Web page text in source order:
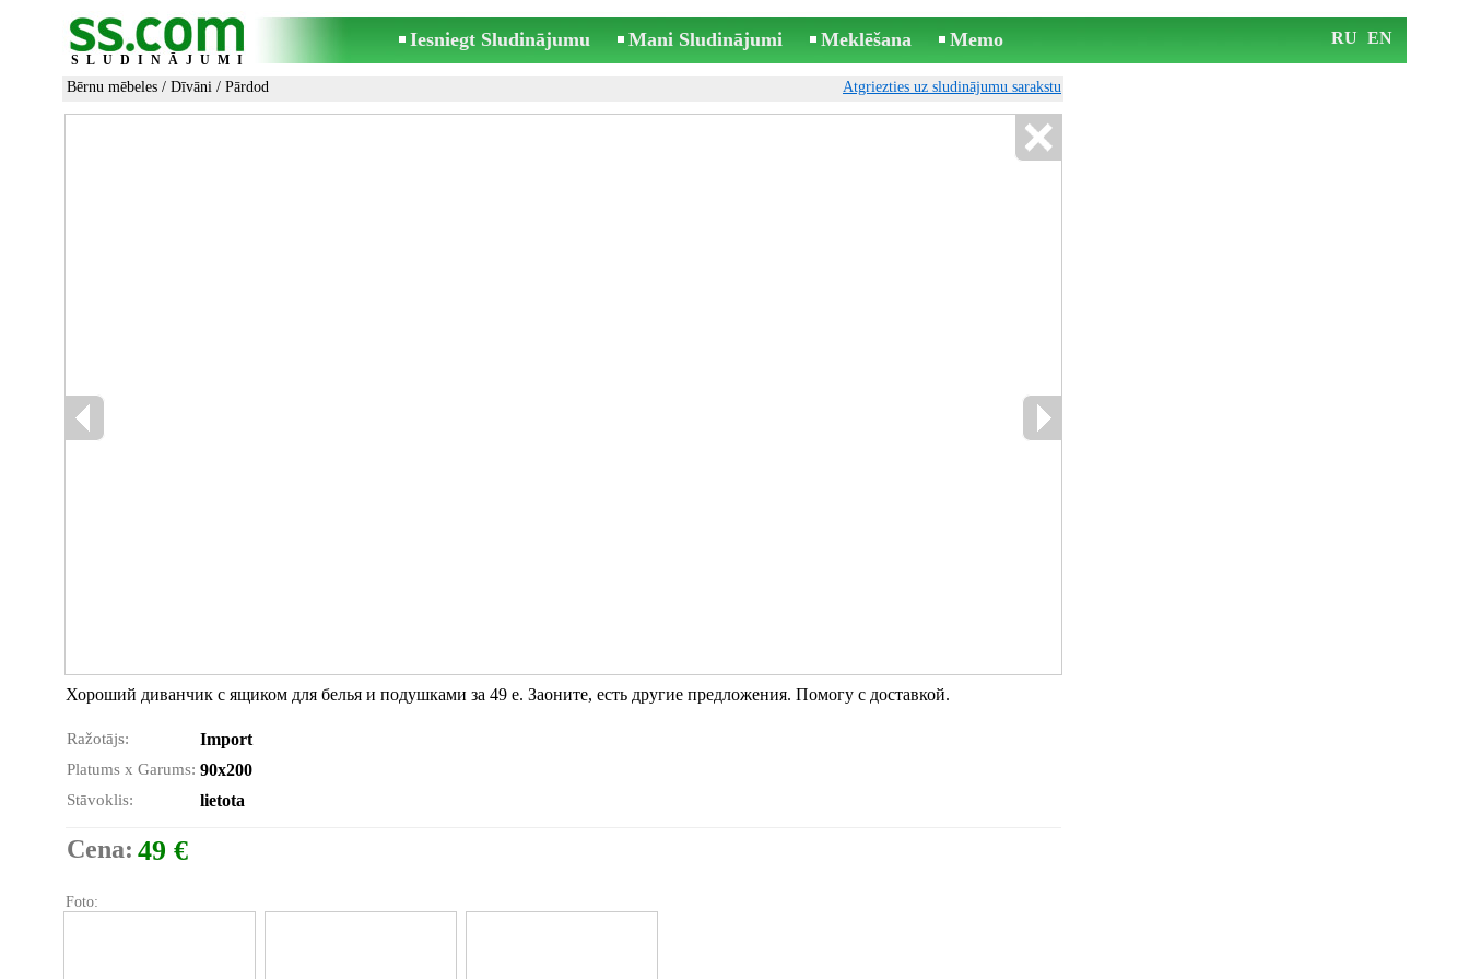
SLUDINĀJUMI
Iesniegt Sludinājumu Mani Sludinājumi Meklēšana Memo RU EN
Bērnu mēbeles / Dīvāni / Pārdod Atgriezties uz sludinājumu sarakstu
Хороший диванчик с ящиком для белья и подушками за 49 е. Заоните, есть другие предложения. Помогу с доставкой.
Ražotājs: Import
Platums x Garums: 90x200
Stāvoklis: lietota
Cena: 49 €
Foto: